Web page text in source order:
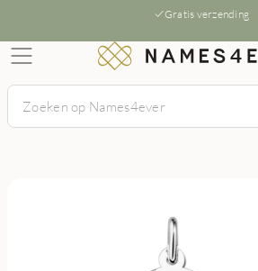
Gratis verzending